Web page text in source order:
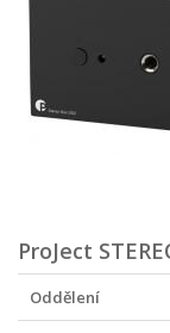
ProJect
Oddělení